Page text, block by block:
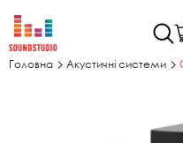
Головна Акустичні системи